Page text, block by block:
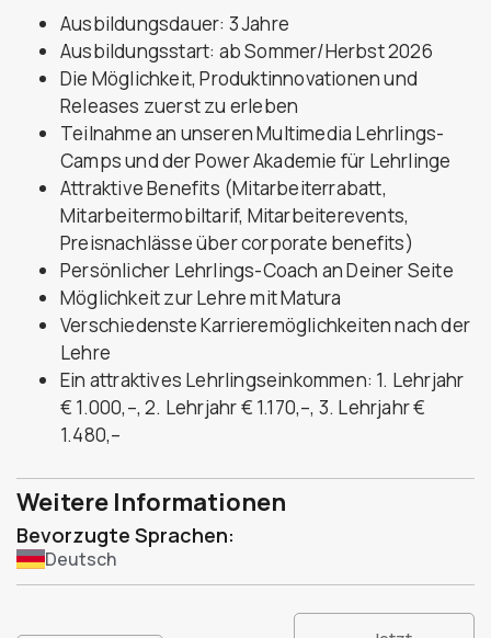
Ausbildungsdauer: 3 Jahre
Ausbildungsstart: ab Sommer/Herbst 2026
Die Möglichkeit, Produktinnovationen und
Releases zuerst zu erleben
Teilnahme an unseren Multimedia Lehrlings-
Camps und der Power Akademie für Lehrlinge
Attraktive Benefits (Mitarbeiterrabatt,
Mitarbeitermobiltarif, Mitarbeiterevents,
Preisnachlässe über corporate benefits)
Persönlicher Lehrlings-Coach an Deiner Seite
Möglichkeit zur Lehre mit Matura
Verschiedenste Karrieremöglichkeiten nach der
Lehre
Ein attraktives Lehrlingseinkommen: 1. Lehrjahr
€ 1.000,–, 2. Lehrjahr € 1.170,–, 3. Lehrjahr €
1.480,–
Weitere Informationen
Bevorzugte Sprachen:
Deutsch